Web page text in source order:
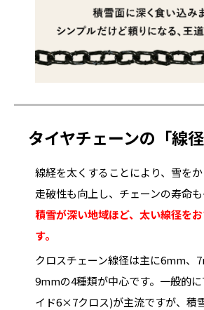
タイヤチェーンの「線
線経を太くすることにより、雪を
走破性も向上し、チェーンの寿命も
積雪が深い地域ほど、太い線径を
す。
クロスチェーン線径は主に6mm、
9mmの4種類が中心です。一般的
イド6×7クロス)が主流ですが、積